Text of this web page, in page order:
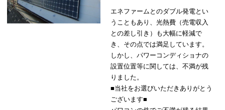
エネファームとのダブル発電とい
うこともあり、光熱費（売電収入
との差し引き）も大幅に軽減で
き、その点では満足しています。
しかし、パワーコンディショナの
設置位置等に関しては、不満が残
りました。
■当社をお選びいただきありがとう
ございます■